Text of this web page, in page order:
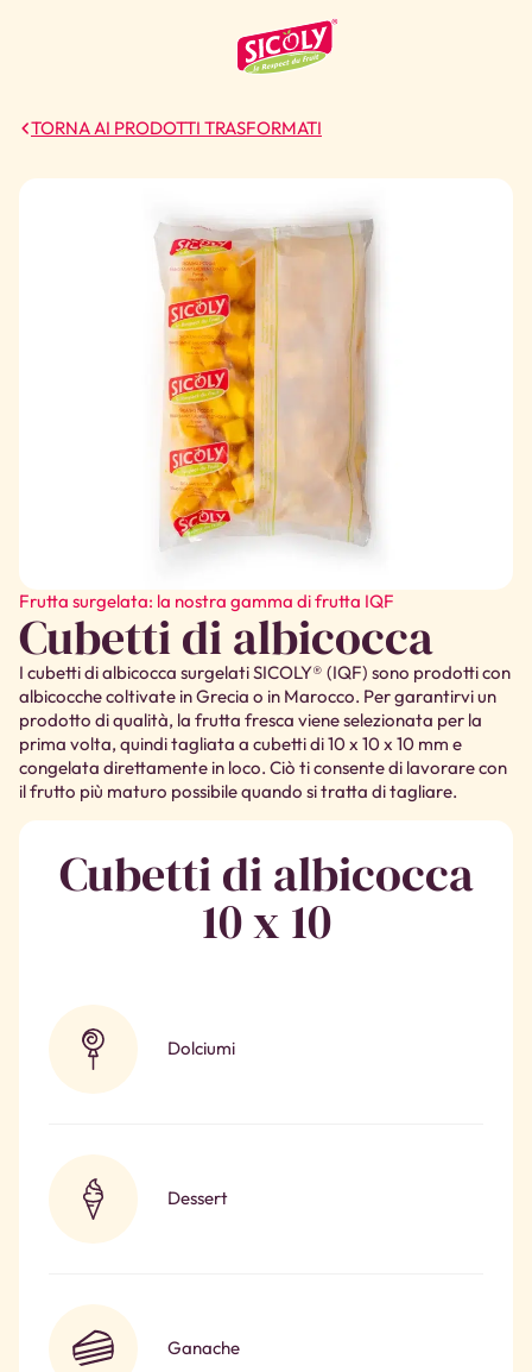
TORNA AI PRODOTTI TRASFORMATI
Frutta surgelata: la nostra gamma di frutta IQF
Cubetti di albicocca
I cubetti di albicocca surgelati SICOLY® (IQF) sono prodotti con
albicocche coltivate in Grecia o in Marocco. Per garantirvi un
prodotto di qualità, la frutta fresca viene selezionata per la
prima volta, quindi tagliata a cubetti di 10 x 10 x 10 mm e
congelata direttamente in loco. Ciò ti consente di lavorare con
il frutto più maturo possibile quando si tratta di tagliare.
Cubetti di albicocca
10 x 10
Dolciumi
Dessert
Ganache